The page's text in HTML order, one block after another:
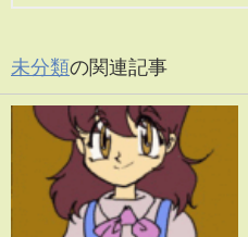
未分類の関連記事